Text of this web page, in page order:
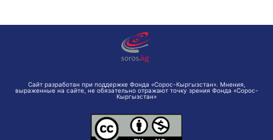
Сайт разработан при поддержке Фонда «Сорос-Кыргызстан». Мнения,
выраженные на сайте, не обязательно отражают точку зрения Фонда «Сорос-
Кыргызстан»